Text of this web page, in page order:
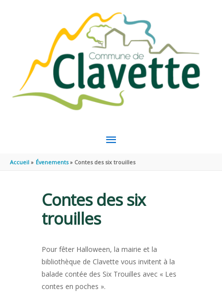
MENU
PRINCIPAL
Accueil Évenements Contes des six trouilles
Contes des six
trouilles
Pour fêter Halloween, la mairie et la
bibliothèque de Clavette vous invitent à la
balade contée des Six Trouilles avec « Les
contes en poches ».